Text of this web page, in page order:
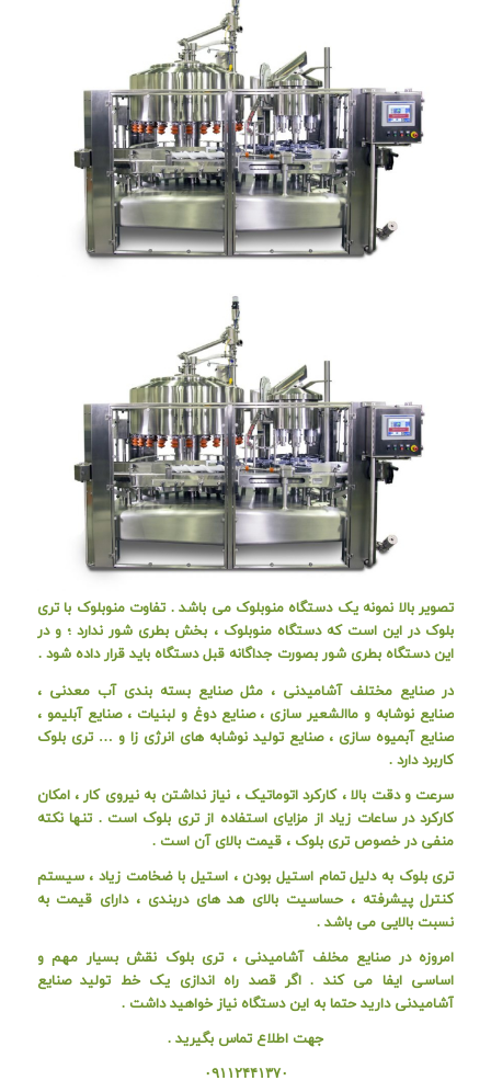
تصویر بالا نمونه یک دستگاه منوبلوک می باشد . تفاوت منوبلوک با تری
بلوک در این است که دستگاه منوبلوک ، بخش بطری شور ندارد ؛ و در
این دستگاه بطری شور بصورت جداگانه قبل دستگاه باید قرار داده شود .
در صنایع مختلف آشامیدنی ، مثل صنایع بسته بندی آب معدنی ،
صنایع نوشابه و ماالشعیر سازی ، صنایع دوغ و لبنیات ، صنایع آبلیمو ،
صنایع آبمیوه سازی ، صنایع تولید نوشابه های انرژی زا و … تری بلوک
کاربرد دارد .
سرعت و دقت بالا ، کارکرد اتوماتیک ، نیاز نداشتن به نیروی کار ، امکان
کارکرد در ساعات زیاد از مزایای استفاده از تری بلوک است . تنها نکته
منفی در خصوص تری بلوک ، قیمت بالای آن است .
تری بلوک به دلیل تمام استیل بودن ، استیل با ضخامت زیاد ، سیستم
کنترل پیشرفته ، حساسیت بالای هد های دربندی ، دارای قیمت به
نسبت بالایی می باشد .
امروزه در صنایع مخلف آشامیدنی ، تری بلوک نقش بسیار مهم و
اساسی ایفا می کند . اگر قصد راه اندازی یک خط تولید صنایع
آشامیدنی دارید حتما به این دستگاه نیاز خواهید داشت .
جهت اطلاع تماس بگیرید .
۰۹۱۱۲۴۴۱۳۷۰